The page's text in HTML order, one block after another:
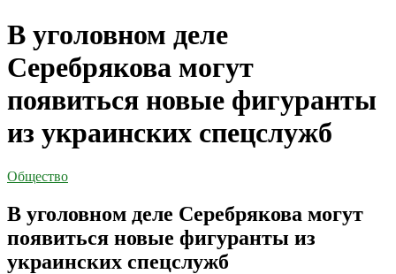
В уголовном деле
Серебрякова могут
появиться новые фигуранты
из украинских спецслужб
Общество
В уголовном деле Серебрякова могут
появиться новые фигуранты из
украинских спецслужб